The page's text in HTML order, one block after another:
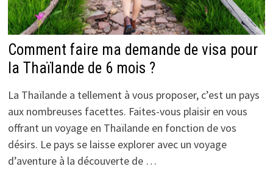
Comment faire ma demande de visa pour
la Thaïlande de 6 mois ?
La Thaïlande a tellement à vous proposer, c’est un pays
aux nombreuses facettes. Faites-vous plaisir en vous
offrant un voyage en Thaïlande en fonction de vos
désirs. Le pays se laisse explorer avec un voyage
d’aventure à la découverte de …